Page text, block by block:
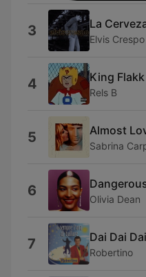
3 La
Elvis Crespo
4 King Flakk
Rels B
5 Almost
Sabrina
6 Olivia Dean
7 Dai Dai Dai
Robertino